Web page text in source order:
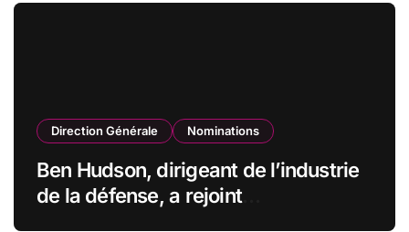
Direction Générale Nominations
Ben Hudson, dirigeant de l’industrie
de la défense, a rejoint